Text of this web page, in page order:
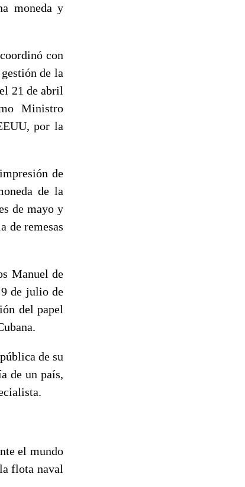
moneda y
con
de la
21 de abril
Ministro
por la
de
de la
de mayo y
de remesas
Manuel de
9 de julio de
del papel
de su
de un país,
el mundo
flota naval